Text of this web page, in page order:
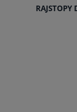
RAJSTOPY